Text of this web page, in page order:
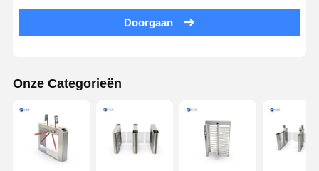
Deeltjes van draaistoren
Gezichtsherkenningsmachine
Toegangscontrole voor voetgangerspoorten
Doorgaan
Onze Categorieën